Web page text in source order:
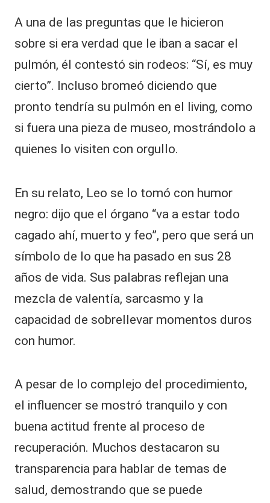
A una de las preguntas que le hicieron
sobre si era verdad que le iban a sacar el
pulmón, él contestó sin rodeos: “Sí, es muy
cierto”. Incluso bromeó diciendo que
pronto tendría su pulmón en el living, como
si fuera una pieza de museo, mostrándolo a
quienes lo visiten con orgullo.
En su relato, Leo se lo tomó con humor
negro: dijo que el órgano “va a estar todo
cagado ahí, muerto y feo”, pero que será un
símbolo de lo que ha pasado en sus 28
años de vida. Sus palabras reflejan una
mezcla de valentía, sarcasmo y la
capacidad de sobrellevar momentos duros
con humor.
A pesar de lo complejo del procedimiento,
el influencer se mostró tranquilo y con
buena actitud frente al proceso de
recuperación. Muchos destacaron su
transparencia para hablar de temas de
salud, demostrando que se puede